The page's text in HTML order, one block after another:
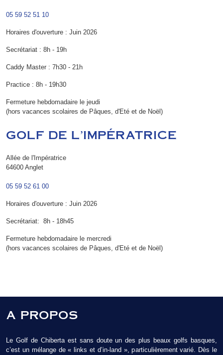
05 59 52 51 10
Horaires d'ouverture : Juin 2026
Secrétariat : 8h - 19h
Caddy Master : 7h30 - 21h
Practice : 8h - 19h30
Fermeture hebdomadaire le jeudi
(hors vacances scolaires de Pâques, d'Eté et de Noël)
GOLF DE L'IMPÉRATRICE
Allée de l'Impératrice
64600 Anglet
05 59 52 61 00
Horaires d'ouverture : Juin 2026
Secrétariat: 8h - 18h45
Fermeture hebdomadaire le mercredi
(hors vacances scolaires de Pâques, d'Eté et de Noël)
A PROPOS
Le Golf de Chiberta est sans doute un des plus beaux golfs basques,
c’est un mélange de « links et d’in-land », particulièrement varié. Dès le